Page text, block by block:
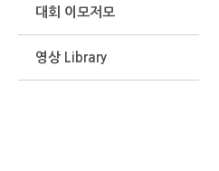
대회 이모저모
영상 Library